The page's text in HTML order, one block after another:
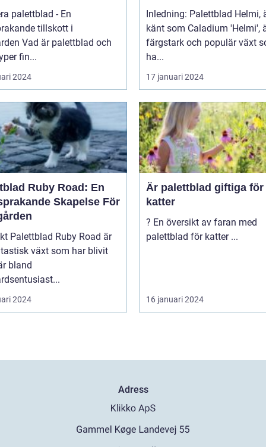
palettblad - En
tillskott i
och
fin...
2024
Inledning: Palettblad Helmi,
känt som Caladium 'Helmi',
färgstark och populär växt
ha...
17 januari 2024
Ruby Road: En
Skapelse För
är
växt som har blivit
bland
2024
Är palettblad giftiga för
katter
? En översikt av faran med
palettblad för katter ...
16 januari 2024
Adress